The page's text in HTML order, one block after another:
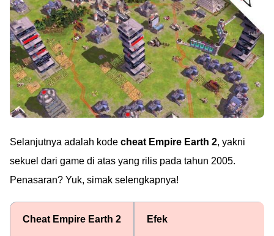
Selanjutnya adalah kode cheat Empire Earth 2, yakni
sekuel dari game di atas yang rilis pada tahun 2005.
Penasaran? Yuk, simak selengkapnya!
Cheat Empire Earth 2 Efek